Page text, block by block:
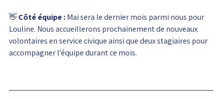
👋 Côté équipe :Mai sera le dernier mois parmi nous pour
Louline. Nous accueillerons prochainement de nouveaux
volontaires en service civique ainsi que deux stagiaires pour
accompagner l'équipe durant ce mois.